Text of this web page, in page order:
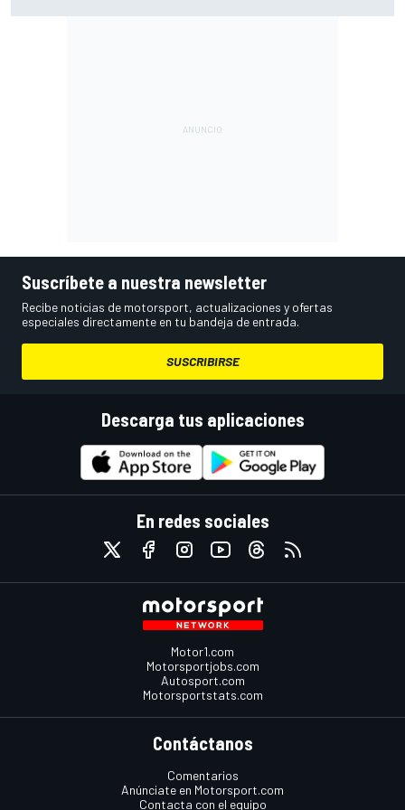
Suscríbete a nuestra newsletter
Recibe noticias de motorsport, actualizaciones y ofertas
especiales directamente en tu bandeja de entrada.
SUSCRIBIRSE
Descarga tus aplicaciones
En redes sociales
Motor1.com
Motorsportjobs.com
Autosport.com
Motorsportstats.com
Contáctanos
Comentarios
Anúnciate en Motorsport.com
Contacta con el equipo